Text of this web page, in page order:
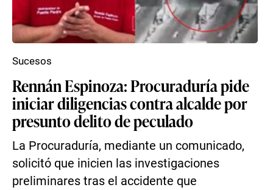
Rennán Espinoza: Procuraduría pide
iniciar diligencias contra alcalde por
presunto delito de peculado
La Procuraduría, mediante un comunicado,
solicitó que inicien las investigaciones
preliminares tras el accidente que
Sucesos